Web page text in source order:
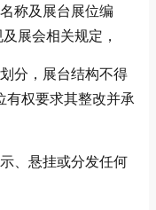
称及展台展位编
展会相关规定，
分，展台结构不得
有权要求其整改并承
、悬挂或分发任何